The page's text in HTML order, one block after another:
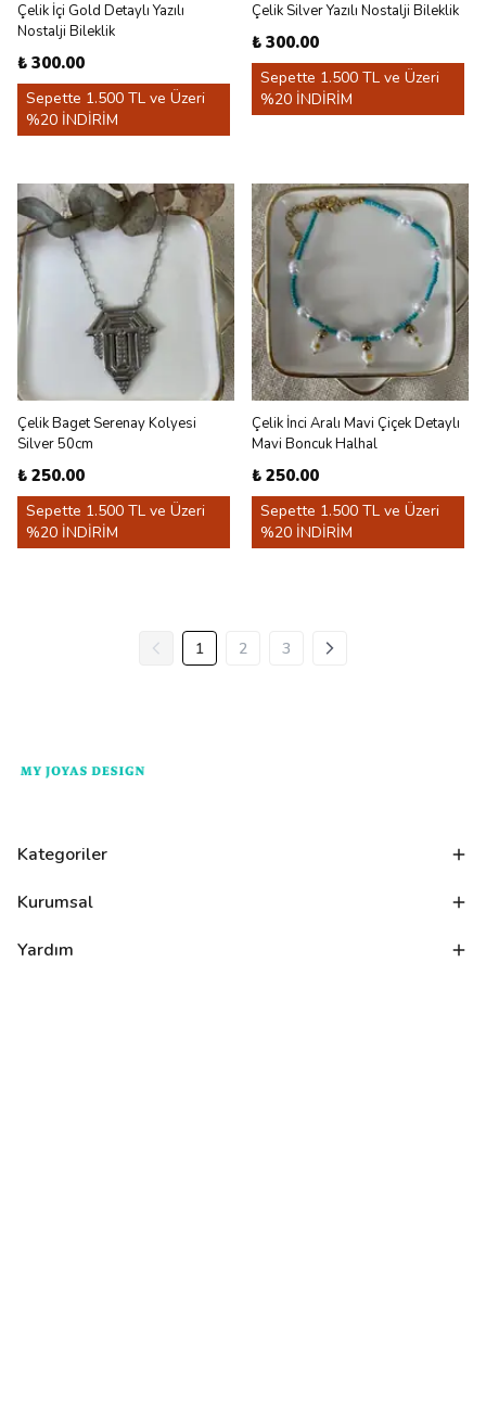
Çelik İçi Gold Detaylı Yazılı
Nostalji Bileklik
₺ 300.00
Sepette 1.500 TL ve Üzeri
%20 İNDİRİM
Çelik Silver Yazılı Nostalji Bileklik
₺ 300.00
Sepette 1.500 TL ve Üzeri
%20 İNDİRİM
Çelik Baget Serenay Kolyesi
Silver 50cm
₺ 250.00
Sepette 1.500 TL ve Üzeri
%20 İNDİRİM
Çelik İnci Aralı Mavi Çiçek Detaylı
Mavi Boncuk Halhal
₺ 250.00
Sepette 1.500 TL ve Üzeri
%20 İNDİRİM
1 2 3
Kategoriler
Kurumsal
Yardım